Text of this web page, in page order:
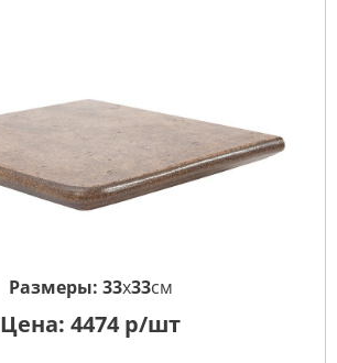
Размеры: 33x33см
Цена: 4474 р/шт